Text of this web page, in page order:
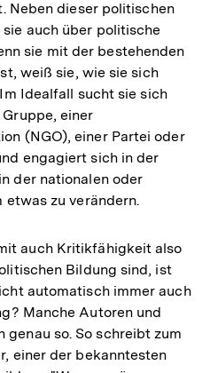
Neben dieser politischen
auch über politische
sie mit der bestehenden
weiß sie, wie sie sich
Idealfall sucht sie sich
einer
(NGO), einer Partei oder
engagiert sich in der
der nationalen oder
zu verändern.
auch Kritikfähigkeit also
Bildung sind, ist
automatisch immer auch
Manche Autoren und
so. So schreibt zum
einer der bekanntesten